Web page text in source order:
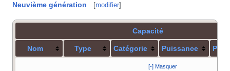
Neuvième génération [modifier]
Capacité
Nom Type Catégorie Puissance
[-] Masquer